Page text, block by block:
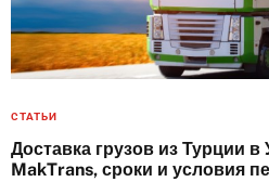
СТАТЬИ
Доставка грузов из Турции
MakTrans, сроки и условия